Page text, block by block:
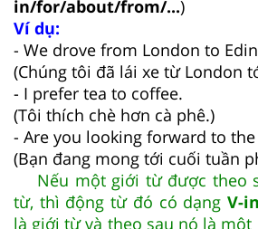
in/for/about/from/...)
Ví dụ:
- We drove from London to
(Chúng tôi đã lái xe từ London
- I prefer tea to coffee.
(Tôi thích chè hơn cà phê.)
- Are you looking forward to the
(Bạn đang mong tới cuối tuần
Nếu một giới từ được theo
từ, thì động từ đó có dạngV-
là giới từ và theo sau nó là một